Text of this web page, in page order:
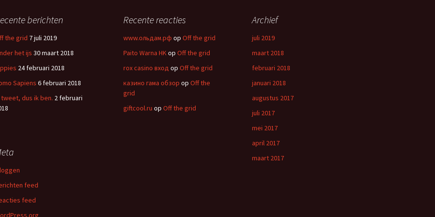
berichten
the grid 7 juli 2019
het ijs 30 maart 2018
24 februari 2018
Sapiens 6 februari 2018
tweet, dus ik ben. 2 februari
Recente reacties
www.ольдам.рф op Off the grid
Paito Warna HKop Off the grid
rox casino вход op Off the grid
казино гама обзор op Off the
grid
giftcool.ru op Off the grid
Archief
juli 2019
maart 2018
februari 2018
januari 2018
augustus 2017
juli 2017
mei 2017
april 2017
maart 2017
feed
feed